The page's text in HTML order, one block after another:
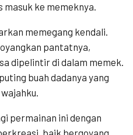
masuk ke memeknya.
memegang kendali.
pantatnya,
dipelintir di dalam memek.
buah dadanya yang
permainan ini dengan